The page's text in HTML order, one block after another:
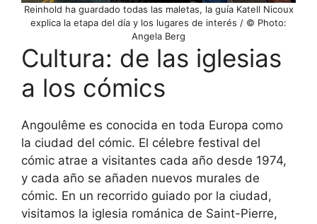
Reinhold ha guardado todas las maletas, la guía Katell Nicoux
explica la etapa del día y los lugares de interés / © Photo:
Angela Berg
Cultura: de las iglesias
a los cómics
Angoulême es conocida en toda Europa como
la ciudad del cómic. El célebre festival del
cómic atrae a visitantes cada año desde 1974,
y cada año se añaden nuevos murales de
cómic. En un recorrido guiado por la ciudad,
visitamos la iglesia románica de Saint-Pierre,